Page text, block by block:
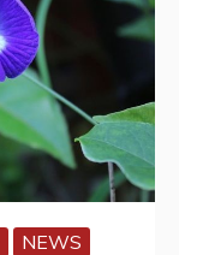
NEWS